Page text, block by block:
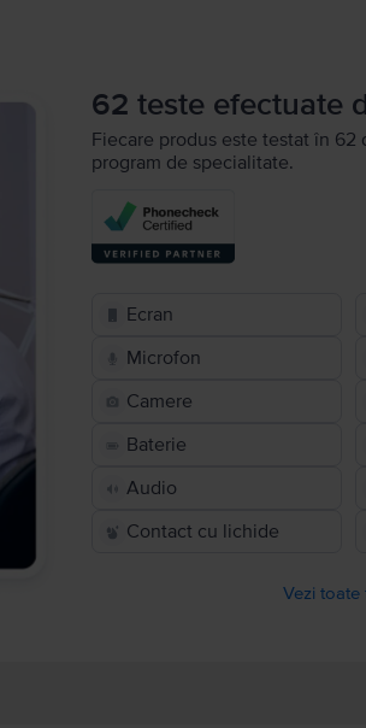
62 teste efectuate
Fiecare produs este testat în
program de specialitate.
Ecran
Microfon
Camere
Baterie
Audio
Contact cu lichide
Vezi toate